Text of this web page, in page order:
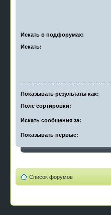
Искать в подфорумах:
Искать:
Показывать результаты как:
Поле сортировки:
Искать сообщения за:
Показывать первые:
Список форумов